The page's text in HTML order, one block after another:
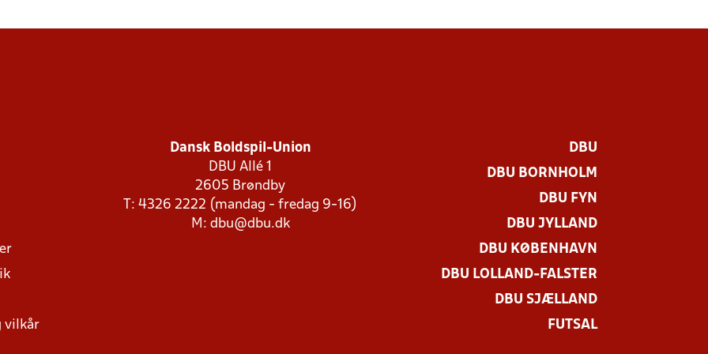
vilkår
Dansk Boldspil-Union
DBU Allé 1
2605 Brøndby
T: 4326 2222 (mandag - fredag 9-16)
M: dbu@dbu.dk
DBU
DBU BORNHOLM
DBU FYN
DBU JYLLAND
DBU KØBENHAVN
DBU LOLLAND-FALSTER
DBU SJÆLLAND
FUTSAL